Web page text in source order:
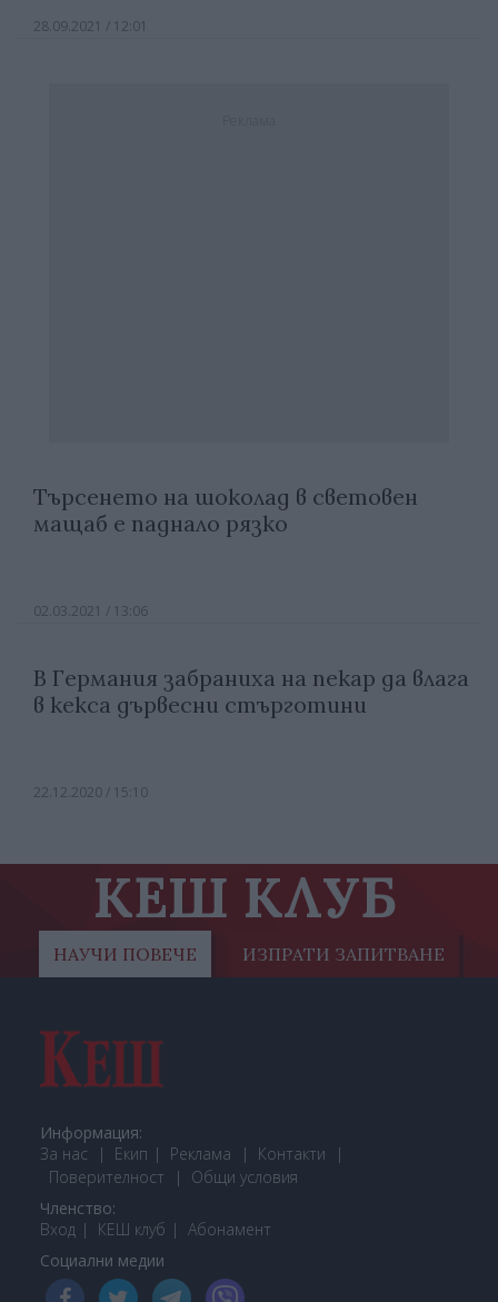
28.09.2021 / 12:01
Търсенето на шоколад в световен
мащаб е паднало рязко
02.03.2021 / 13:06
В Германия забраниха на пекар да влага
в кекса дървесни стърготини
22.12.2020 / 15:10
КЕШ КЛУБ
НАУЧИ ПОВЕЧЕ ИЗПРАТИ ЗАПИТВАНЕ
Информация:
За нас
Екип Реклама
Контакти
Поверителност
Общи условия
Членство:
Вход
КЕШ клуб Абонамент
Социални медии